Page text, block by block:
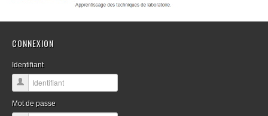
CONNEXION
Identifiant
Mot de passe